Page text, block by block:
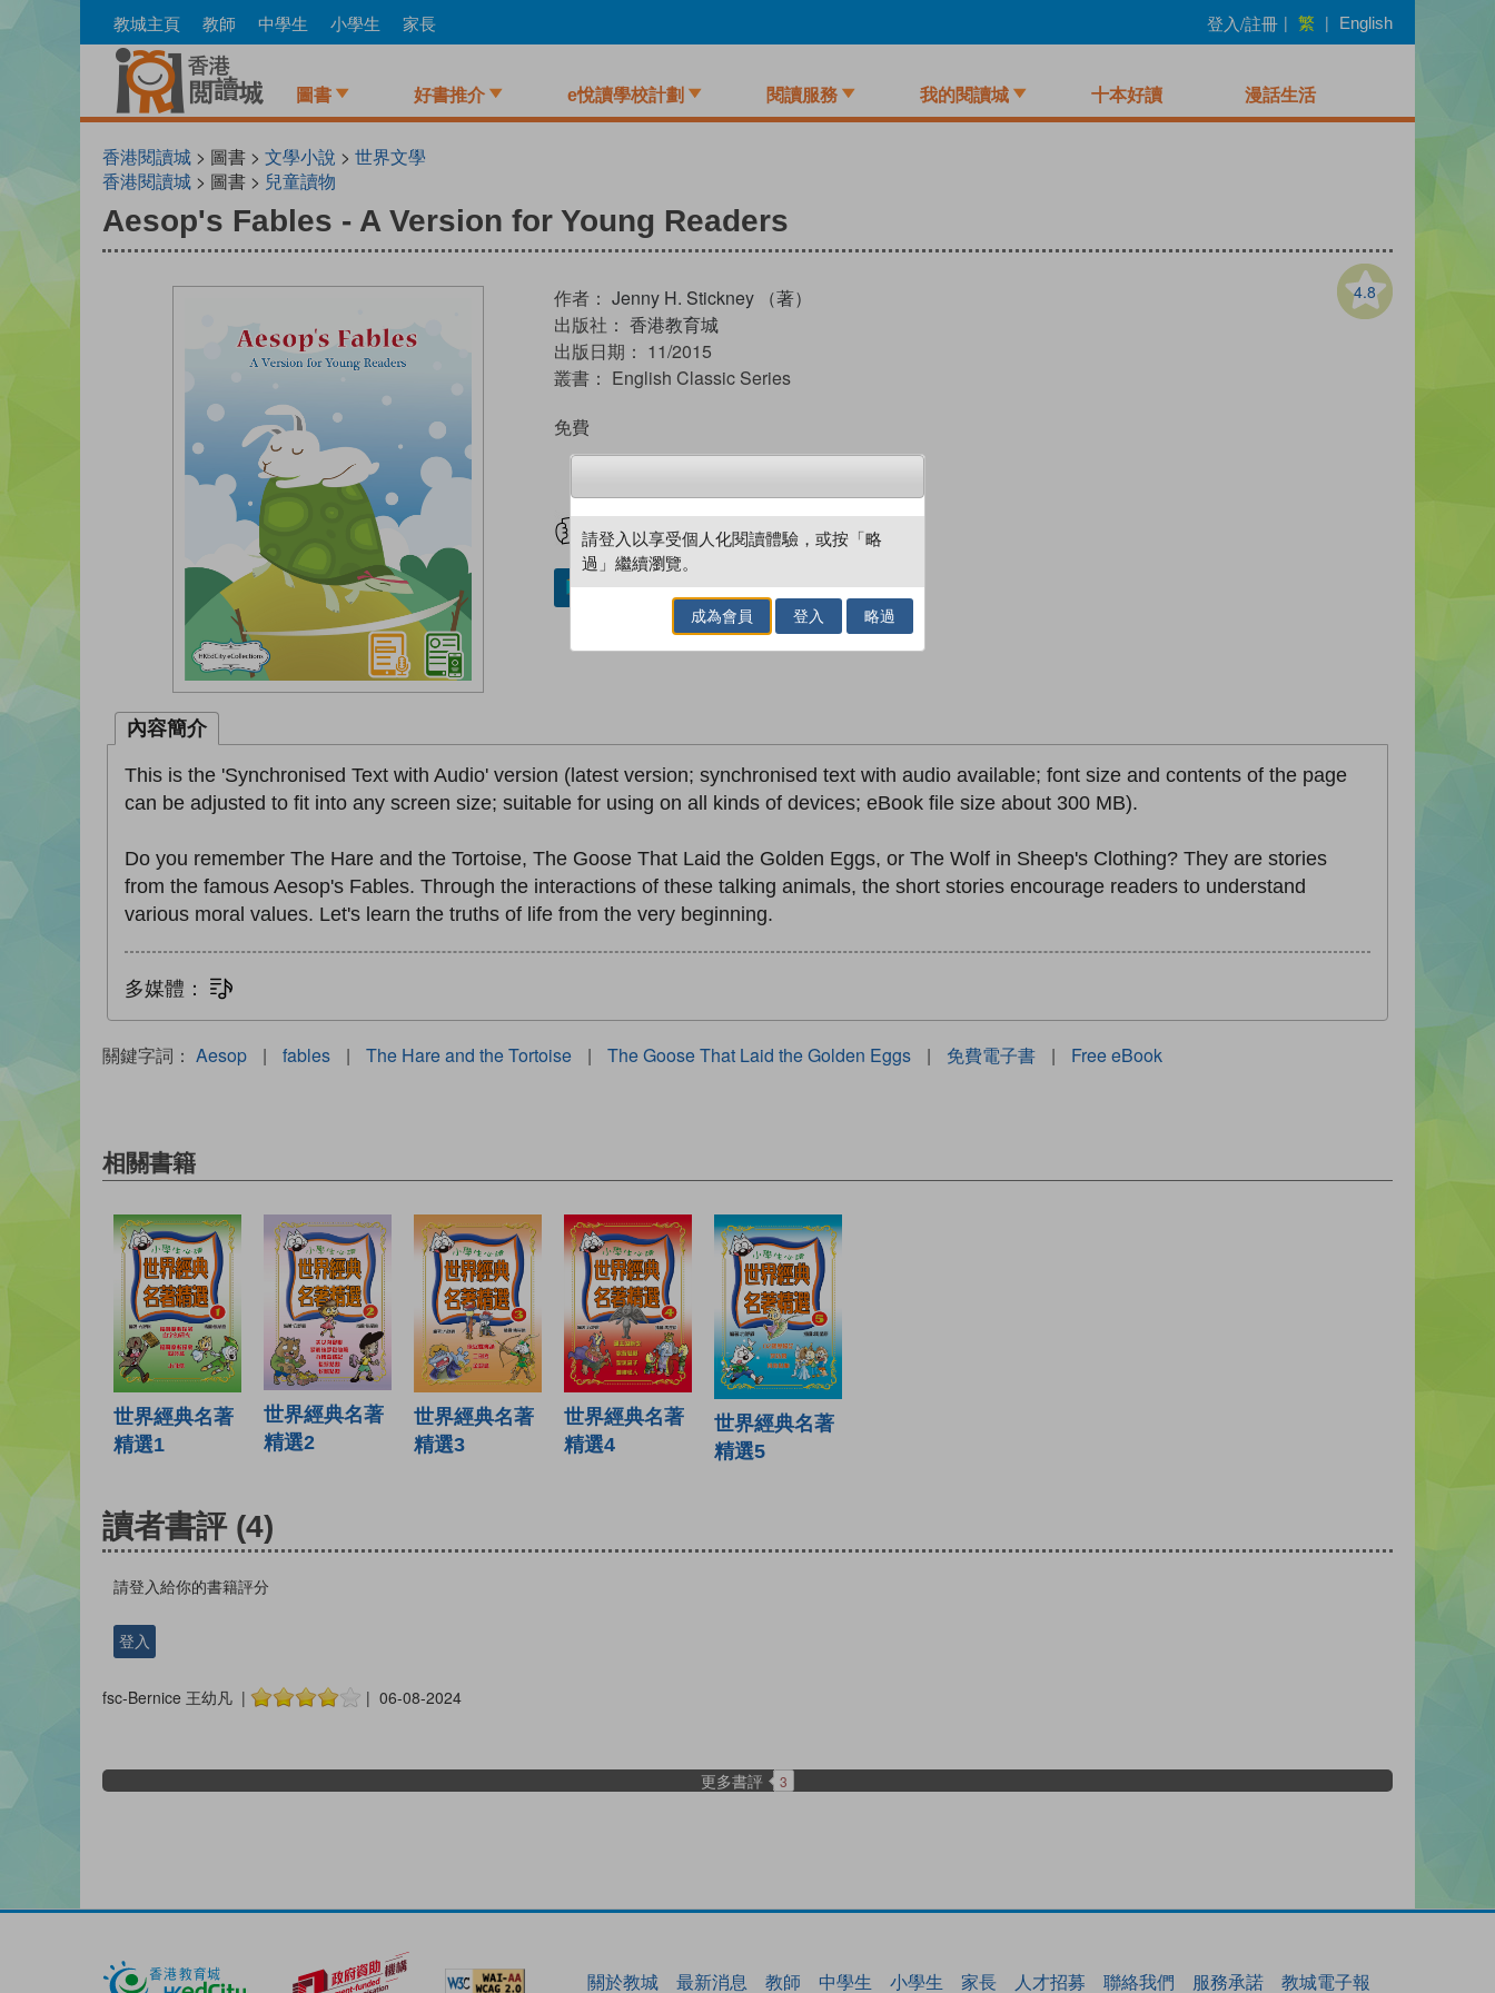
to
教城主頁 教師 中學生 小學生 家長 登入/註冊 | 繁 | English
圖書 好書推介 e悅讀學校計劃 閱讀服務 我的閱讀城 十本好讀 漫話生活
香港閱讀城 > 圖書 > 文學小說 > 世界文學
香港閱讀城 > 圖書 > 兒童讀物
Aesop's Fables - A Version for Young Readers
4.8
作者： Jenny H. Stickney （著）
出版社： 香港教育城
出版日期： 11/2015
叢書： English Classic Series
免費
試閲 加入閱讀紀錄
加入／閱讀電子書
內容簡介
This is the 'Synchronised Text with Audio' version (latest version; synchronised text with audio available; font size and contents of the page
can be adjusted to fit into any screen size; suitable for using on all kinds of devices; eBook file size about 300 MB).
Do you remember The Hare and the Tortoise, The Goose That Laid the Golden Eggs, or The Wolf in Sheep's Clothing? They are stories
from the famous Aesop's Fables. Through the interactions of these talking animals, the short stories encourage readers to understand
various moral values. Let's learn the truths of life from the very beginning.
多媒體： 文字同步朗讀
關鍵字詞： Aesop | fables | The Hare and the Tortoise | The Goose That Laid the Golden Eggs | 免費電子書 | Free eBook
相關書籍
世界經典名著
精選1
世界經典名著
精選2
世界經典名著
精選3
世界經典名著
精選4
世界經典名著
精選5
讀者書評 (4)
請登入給你的書籍評分
登入
fsc-Bernice 王幼凡 | | 06-08-2024
更多書評 3
關於教城 最新消息 教師 中學生 小學生 家長 人才招募 聯絡我們 服務承諾 教城電子報
請登入以享受個人化閱讀體驗，或按「略
過」繼續瀏覽。
成為會員 登入 略過